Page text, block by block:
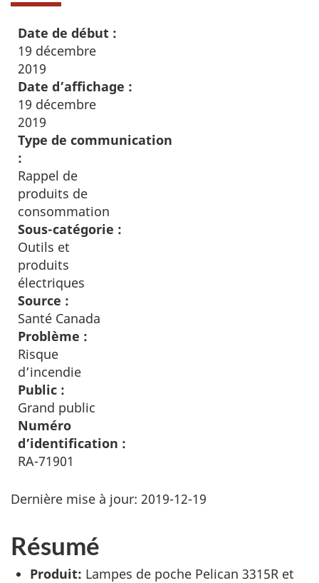
Date de début :
19 décembre
2019
Date d’affichage :
19 décembre
2019
Type de communication
:
Rappel de
produits de
consommation
Sous-catégorie :
Outils et
produits
électriques
Source :
Santé Canada
Problème :
Risque
d’incendie
Public :
Grand public
Numéro
d’identification :
RA-71901
Dernière mise à jour: 2019-12-19
Résumé
Produit: Lampes de poche Pelican 3315R et